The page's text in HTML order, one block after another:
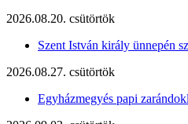
2026.08.20. csütörtök
Szent István király ünnepén
2026.08.27. csütörtök
Egyházmegyés papi